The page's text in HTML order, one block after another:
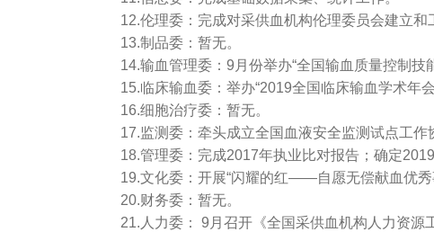
12.伦理委：完成对采供血机构伦理委员会建立和
13.制品委：暂无。
14.输血管理委：9月份举办“全国输血质量控制技能
15.临床输血委：举办“2019全国临床输血学术年会
16.细胞治疗委：暂无。
17.监测委：牵头成立全国血液安全监测试点工作
18.管理委：完成2017年执业比对报告；确定2019
19.文化委：开展“闪耀的红——自愿无偿献血优秀
20.财务委：暂无。
21.人力委： 9月召开《全国采供血机构人力资源